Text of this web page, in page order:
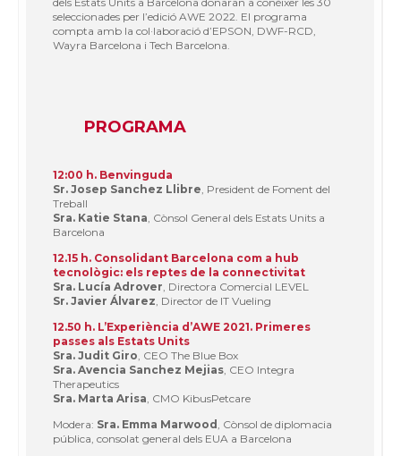
seleccionades per l’edició AWE 2022. El programa
compta amb la col·laboració d’EPSON, DWF-RCD,
Wayra Barcelona i Tech Barcelona.
PROGRAMA
12:00 h. Benvinguda
Sr. Josep Sanchez Llibre , President de Foment del
Treball
Sra. Katie Stana , Cònsol General dels Estats Units a
Barcelona
12.15 h. Consolidant Barcelona com a hub
tecnològic: els reptes de la connectivitat
Sra. Lucía Adrover , Directora Comercial LEVEL
Sr. Javier Álvarez , Director de IT Vueling
12.50 h. L’Experiència d’AWE 2021. Primeres
passes als Estats Units
Sra. Judit Giro , CEO The Blue Box
Sra. Avencia Sanchez Mejias , CEO Integra
Therapeutics
Sra. Marta Arisa , CMO KibusPetcare
Modera: Sra. Emma Marwood , Cònsol de diplomacia
pública, consolat general dels EUA a Barcelona